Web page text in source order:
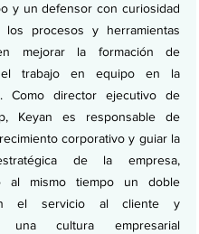
y un defensor con curiosidad
los procesos y herramientas
mejorar la formación de
trabajo en equipo en la
Como director ejecutivo de
Keyan es responsable de
corporativo y guiar la
de la empresa,
al mismo tiempo un doble
el servicio al cliente y
una cultura empresarial